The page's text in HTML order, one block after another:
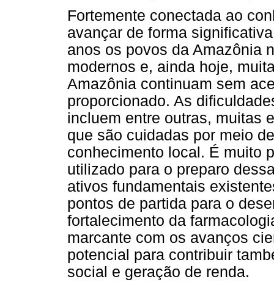
Fortemente conectada ao
avançar de forma
anos os povos da Amazônia
modernos e, ainda hoje,
Amazônia continuam sem
proporcionado. As
incluem entre outras, muitas
que são cuidadas por meio
conhecimento local. É muito
utilizado para o preparo
ativos fundamentais
pontos de partida para o
fortalecimento da
marcante com os avanços
potencial para contribuir
social e geração de renda.